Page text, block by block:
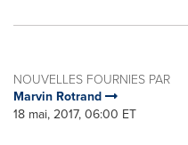
NOUVELLES FOURNIES PAR
Marvin Rotrand
18 mai, 2017, 06:00 ET